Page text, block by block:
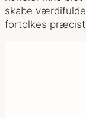
skabe
fortolkes præcist